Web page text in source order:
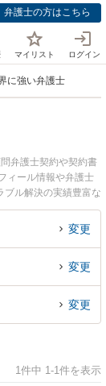
弁護士の方はこちら
マイリスト ログイン
に強い弁護士
弁護士契約や契約書
ィール情報や弁護士
ブル解決の実績豊富な
です。
変更
変更
変更
1件中 1-1件を表示